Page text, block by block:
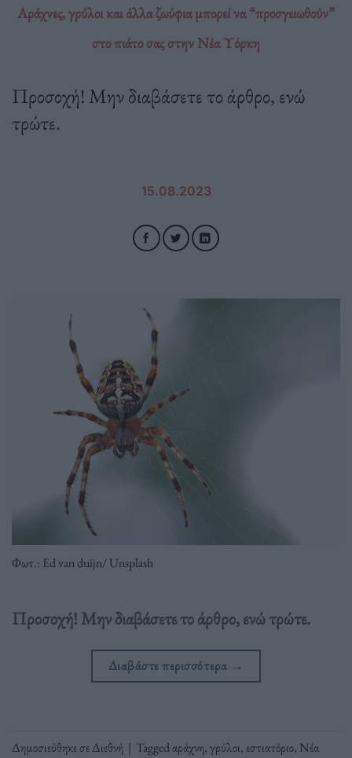
Αράχνες, γρύλοι και άλλα ζωύφια μπορεί να “προσγειωθούν”
στο πιάτο σας στην Νέα Υόρκη
Προσοχή! Μην διαβάσετε το άρθρο, ενώ
τρώτε.
15.08.2023
Φωτ.: Ed van duijn/ Unsplash
Προσοχή! Μην διαβάσετε το άρθρο, ενώ τρώτε.
Διαβάστε περισσότερα →
Δημοσιεύθηκε σεΔιεθνή | Taggedαράχνη,γρύλοι, εστιατόριο, Νέα